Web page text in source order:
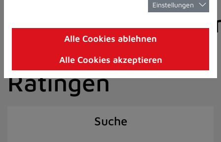
8)
I)
der Stadt
Ratingen
Suche
Einstellungen
Alle Cookies ablehnen
Alle Cookies akzeptieren